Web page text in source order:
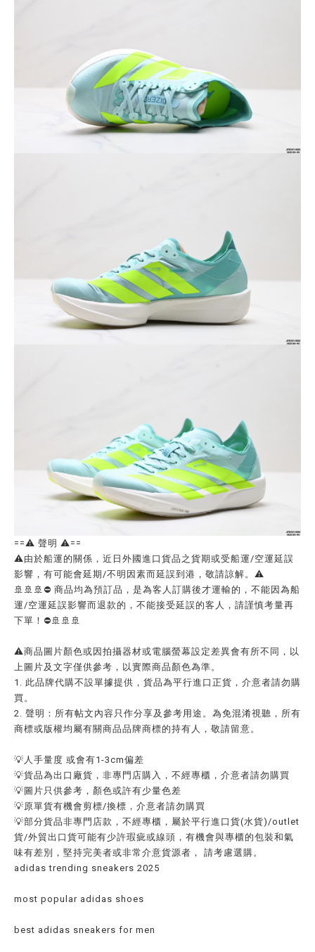
==⚠️ 聲明 ⚠️==
⚠️由於船運的關係，近日外國進口貨品之貨期或受船運/空運延誤
影響，有可能會延期/不明因素而延誤到港，敬請諒解。⚠️
🚢🚢🚢⛔ 商品均為預訂品，是為客人訂購後才運輸的，不能因為船
運/空運延誤影響而退款的，不能接受延誤的客人，請謹慎考量再
下單！⛔🚢🚢🚢
⚠️商品圖片顏色或因拍攝器材或電腦螢幕設定差異會有所不同，以
上圖片及文字僅供參考，以實際商品顏色為準。
1. 此品牌代購不設單據提供，貨品為平行進口正貨，介意者請勿購
買。
2. 聲明：所有帖文內容只作分享及參考用途。為免混淆視聽，所有
商標或版權均屬有關商品品牌商標的持有人，敬請留意。
💡人手量度 或會有1-3cm偏差
💡貨品為出口廠貨，非專門店購入，不經專櫃，介意者請勿購買
💡圖片只供參考，顏色或許有少量色差
💡原單貨有機會剪標/換標，介意者請勿購買
💡部分貨品非專門店款，不經專櫃，屬於平行進口貨(水貨)/outlet
貨/外貿出口貨可能有少許瑕疵或線頭，有機會與專櫃的包裝和氣
味有差別，堅持完美者或非常介意貨源者， 請考慮選購。
adidas trending sneakers 2025
most popular adidas shoes
best adidas sneakers for men